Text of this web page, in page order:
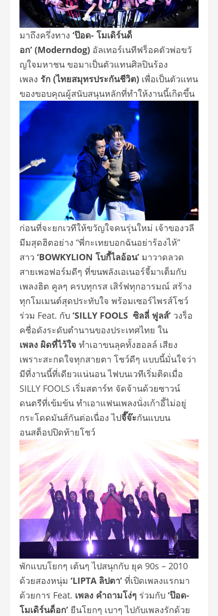
มาถึงครึ่งทาง ‘ป๊อด- โมเดิร์นด็
อก’ (Moderndog) อัลเทอร์เนทีฟร็อคตัวพ่อขวั
ญใจมหาชน ขอมาเป็นตัวแทนศิลปินร้อง
เพลง รัก (ไทยสมุทรประกันชีวิต) เพื่อเป็นตัวแทน
ของขอบคุณผู้สนับสนุนหลักที่ทำให้งานนี้เกิดขึ้น
ก่อนที่จะยกเวทีให้ขวัญใจคนรุ่นใหม่ เจ้าของวลี
มีมสุดฮิตอย่าง “พี่กะเทยบอกฉันอย่าร้องไห้”
สาว ‘BOWKYLION โบกี้ไลอ้อน’ มาวาดลวด
สายเพอฟอร์มดีๆ ที่ขนพลังเอเนอร์จี้มาเต็มกับ
เพลงฮิต คูลๆ ครบทุกรส เสิร์ฟทุกอารมณ์ สร้าง
ทุกโมเมนต์สุดประทับใจ พร้อมเซอร์ไพรส์โชว์
ร่วม Feat. กับ ‘SILLY FOOLS ซิลลี่ ฟูลส์’ วงร็อ
คชื่อดังระดับตำนานของประเทศไทย ใน
เพลง ผิดที่ไว้ใจ ทำเอาขนลุคทั้งฮอลล์ เสียง
เพราะสะกดใจทุกสายตา โชว์ดีๆ แบบนี้มั่นใจว่า
มีที่งานนี้ที่เดียวแน่นอน ไฟบนเวทีเริ่มติดเมื่อ
SILLY FOOLS เริ่มสตาร์ท จัดจ้านด้วยซาวน์
ดนตรีที่เข้มข้น ทำเอาแฟนเพลงนั่งเก้าอี้ไม่อยู่
กระโดดมันส์กันต่อเนื่อง ไปจี๊จ๊ะกันแบบน
อนสต็อปปิดท้ายโชว์
พักแบบโยกๆ เต้นๆ ไปสนุกกับ ยุค 90s – 2010
ด้วยสองหนุ่ม ‘LIPTA ลิปตา’ ที่เปิดเพลงแรกมา
ด้วยการ Feat. เพลง คำถามโง่ๆ ร่วมกับ ‘ป๊อด-
โมเดิร์นด็อก’ ยืนโยกๆ เบาๆ ไปกับเพลงรักด้วย